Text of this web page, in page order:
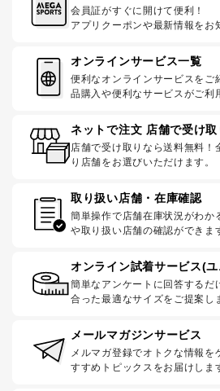
会員証がすぐに開けて便利！
アプリクーポンや最新情報をお
オンラインサービス一覧
便利なオンラインサービスを
品購入や便利なサービスがご利
ネットで注文 店舗で受け取
店舗で受け取りなら送料無料！
り店舗をお選びいただけます。
取り扱い店舗・在庫確認
簡単操作で店舗在庫状況がわか
や取り扱い店舗の確認ができま
オンライン試着サービス(
簡単なアンケートに回答するだ
合った最適なサイズをご提案し
メールマガジンサービス
メルマガ登録でオトクな情報を
すすめトピックスをお届けしま